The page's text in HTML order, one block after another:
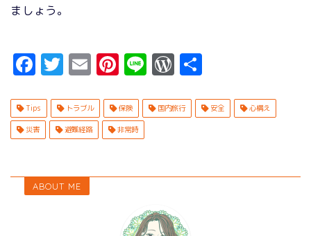
ましょう。
F
c
e
o
o
T
it
t
r
E
ai
l
Pi
t
e
s
Li
e
W
r
re
s
Tips トラブル 保険 国内旅行 安全 心構え
災害 避難経路 非常時
ABOUT ME